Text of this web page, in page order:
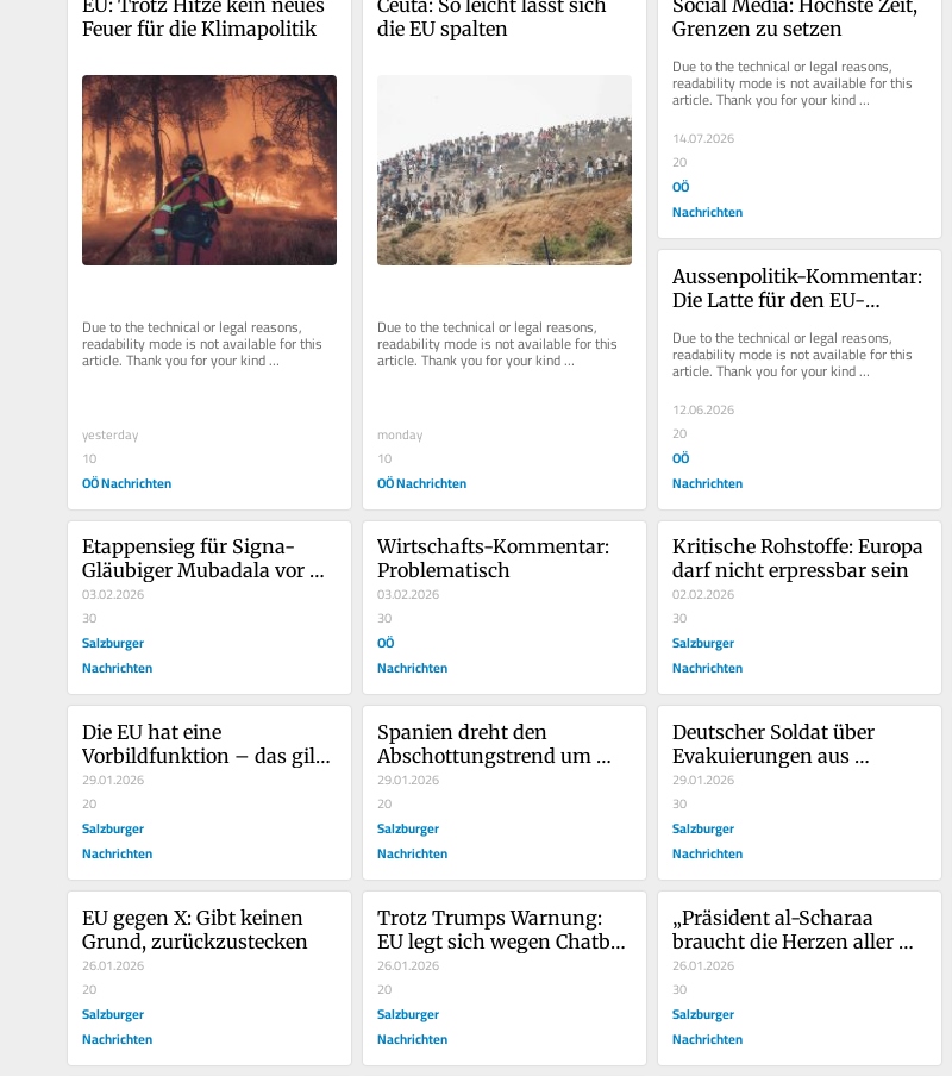
Feuer für die Klimapolitik
Due to the technical or legal reasons,
readability mode is not available for this
article. Thank you for your kind
understanding.
yesterday
10
OÖ Nachrichten
die EU spalten
Due to the technical or legal reasons,
readability mode is not available for this
article. Thank you for your kind
understanding.
monday
10
OÖ Nachrichten
Grenzen zu setzen
Due to the technical or legal reasons,
readability mode is not available for this
article. Thank you for your kind
understanding.
14.07.2026
20
OÖ
Nachrichten
Aussenpolitik-Kommentar:
Die Latte für den EU-
Due to the technical or legal reasons,
readability mode is not available for this
article. Thank you for your kind
understanding.
12.06.2026
20
OÖ
Nachrichten
Etappensieg für Signa-
Gläubiger Mubadala vor
Schiedsgericht
03.02.2026
30
Salzburger
Nachrichten
Wirtschafts-Kommentar:
Problematisch
03.02.2026
30
OÖ
Nachrichten
Kritische Rohstoffe: Europa
darf nicht erpressbar sein
02.02.2026
30
Salzburger
Nachrichten
Die EU hat eine
Vorbildfunktion – das gilt
auch für den Umgang mit
Migranten
29.01.2026
20
Salzburger
Nachrichten
Spanien dreht den
Abschottungstrend um
und legalisiert über
500.000 illegal
Zugewanderte: „Wir
brauchen sie“
29.01.2026
20
Salzburger
Nachrichten
Deutscher Soldat über
Evakuierungen aus
Afghanistan: „Zu viele
Menschen sind
dortgeblieben“
29.01.2026
30
Salzburger
Nachrichten
EU gegen X: Gibt keinen
Grund, zurückzustecken
26.01.2026
20
Salzburger
Nachrichten
Trotz Trumps Warnung:
EU legt sich wegen Chatbot
Grok erneut mit Elon Musk
an
26.01.2026
20
Salzburger
Nachrichten
„Präsident al-Scharaa
braucht die Herzen aller
Syrer, um
vorwärtszukommen“
26.01.2026
30
Salzburger
Nachrichten